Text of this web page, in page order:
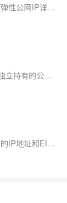
阿里云EIP是什么？弹性公网IP是什么？阿里云百科分享弹性公网IP详细介绍，阿里云弹性公网EIP是什么意思？EIP是可以独立持有的公网IP地址，EIP可以和阿里云专有网络VPC类型的云服务器ECS、NAT网关、ENI网卡、私网负载均衡SLB等绑定，通过EIP可以让你的实例在公网提供服务
阿里云eip是什么意思？eip就是弹性公网IP，EIP是可以独立持有的公网IP地址，EIP可以和阿里云专有网络VPC类型的云服务器ECS、NAT网关、ENI网卡、私网负载均衡SLB等绑定，通过EIP可以让你的实例在公网提供服务
阿里云弹性EIP和固定公网IP的区别，阿里云服务器自带的IP地址和EIP有什么区别？固定IP是购买云服务器时选择带宽自动分配的公网IP，云服务器释放后，固定IP地址也跟随释放。弹性公网EIP是可以独立持有的公网IP地址资源，EIP是可以独立存在的。当然现在固定IP地址也可以转成弹性公网IP